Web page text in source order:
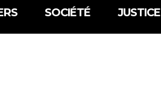
SOCIÉTÉ JUSTICE